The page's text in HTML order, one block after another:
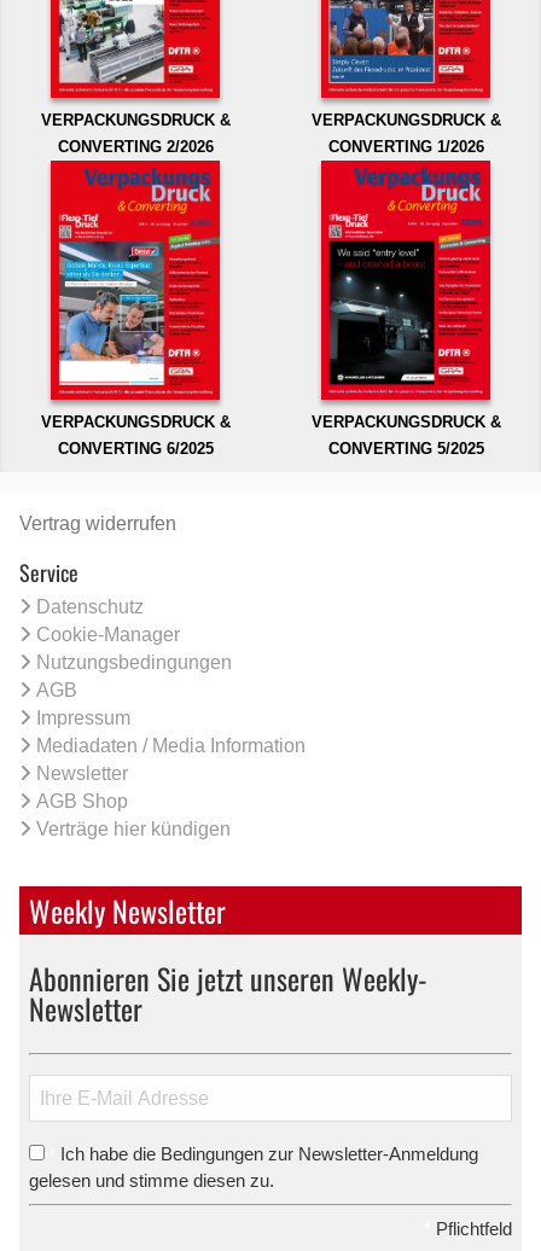
VERPACKUNGSDRUCK &
CONVERTING 2/2026
VERPACKUNGSDRUCK &
CONVERTING 1/2026
VERPACKUNGSDRUCK &
CONVERTING 6/2025
VERPACKUNGSDRUCK &
CONVERTING 5/2025
Vertrag widerrufen
Service
Datenschutz
Cookie-Manager
Nutzungsbedingungen
AGB
Impressum
Mediadaten / Media Information
Newsletter
AGB Shop
Verträge hier kündigen
Weekly Newsletter
Abonnieren Sie jetzt unseren Weekly-
Newsletter
Ich habe die Bedingungen zur Newsletter-Anmeldung
gelesen und stimme diesen zu.
Pflichtfeld